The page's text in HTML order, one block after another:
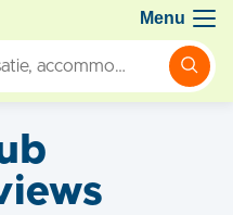
Menu